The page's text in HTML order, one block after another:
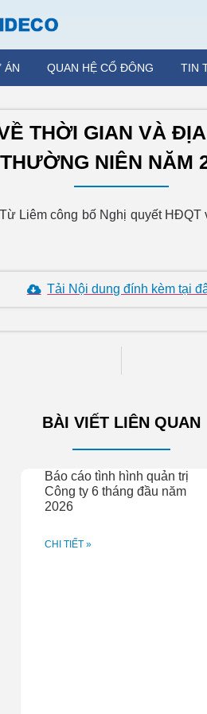
ÁN QUAN HỆ CỔ ĐÔNG TIN
THỜI GIAN VÀ
THƯỜNG NIÊN NĂM
Liêm công bố Nghị quyết
Tải Nội dung đính kèm tại
BÀI VIẾT LIÊN QUAN
Báo cáo tình hình quản trị
Công ty 6 tháng đầu năm
2026
CHI TIẾT »